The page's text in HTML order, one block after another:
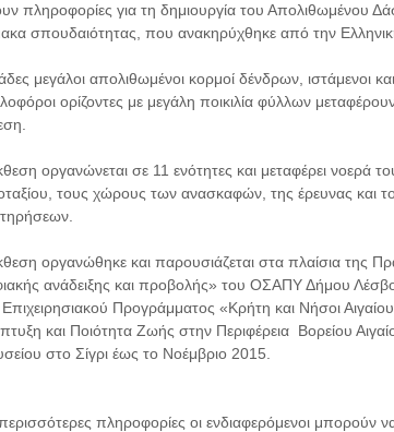
πληροφορίες για τη δημιουργία του Απολιθωμένου
σπουδαιότητας, που ανακηρύχθηκε από την
μεγάλοι απολιθωμένοι κορμοί δένδρων, ιστάμενοι
ορίζοντες με μεγάλη ποικιλία φύλλων
οργανώνεται σε 11 ενότητες και μεταφέρει νοερά
τους χώρους των ανασκαφών, της έρευνας και
οργανώθηκε και παρουσιάζεται στα πλαίσια
ανάδειξης και προβολής» του ΟΣΑΠΥ Δήμου
Προγράμματος «Κρήτη και Νήσοι
και Ποιότητα Ζωής στην Περιφέρεια Βορείου
στο Σίγρι έως το Νοέμβριο 2015.
πληροφορίες οι ενδιαφερόμενοι μπορούν